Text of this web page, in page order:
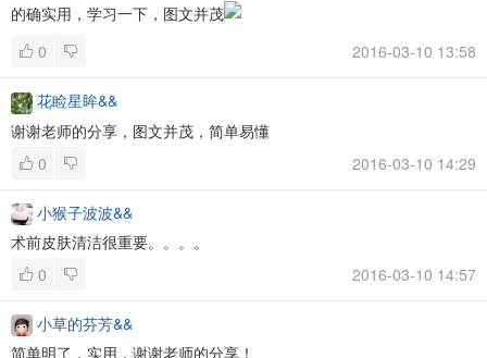
的确实用，学习一下，图文并茂
0
2016-03-10 13:58
花睑星眸&&
谢谢老师的分享，图文并茂，简单易懂
0
2016-03-10 14:29
小猴子波波&&
术前皮肤清洁很重要。。。。
0
2016-03-10 14:57
小草的芬芳&&
简单明了，实用，谢谢老师的分享！